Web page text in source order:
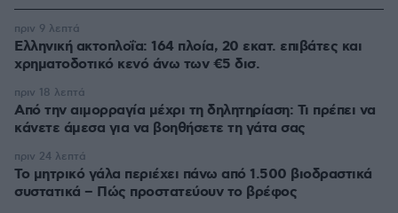
Ελληνική ακτοπλοΐα: 164 πλοία, 20 εκατ. επιβάτες και
χρηματοδοτικό κενό άνω των €5 δισ.
πριν 9 λεπτά
Από την αιμορραγία μέχρι τη δηλητηρίαση: Τι πρέπει να
κάνετε άμεσα για να βοηθήσετε τη γάτα σας
πριν 18 λεπτά
Το μητρικό γάλα περιέχει πάνω από 1.500 βιοδραστικά
συστατικά – Πώς προστατεύουν το βρέφος
πριν 24 λεπτά